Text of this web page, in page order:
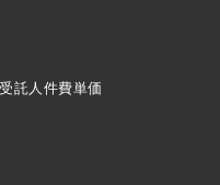
託人件費単価